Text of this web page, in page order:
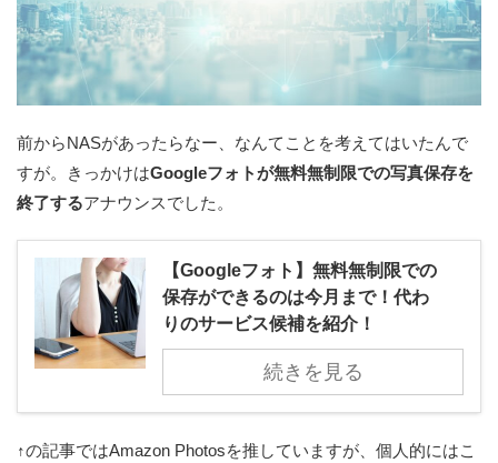
前からNASがあったらなー、なんてことを考えてはいたんで
すが。きっかけはGoogleフォトが無料無制限での写真保存を
終了するアナウンスでした。
【Googleフォト】無料無制限での
保存ができるのは今月まで！代わ
りのサービス候補を紹介！
続きを見る
↑の記事ではAmazon Photosを推していますが、個人的にはこ